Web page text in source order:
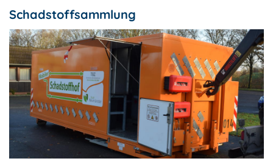
Schadstoffsammlung